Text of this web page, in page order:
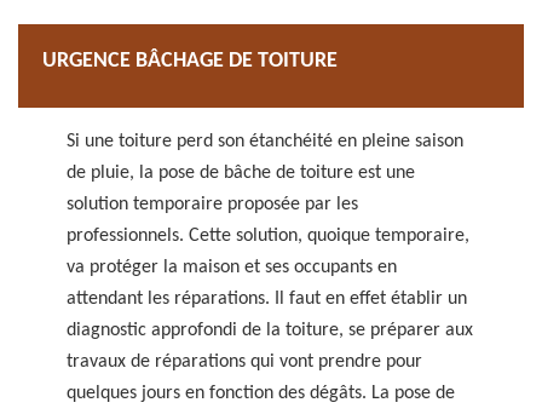
URGENCE BÂCHAGE DE TOITURE
Si une toiture perd son étanchéité en pleine saison
de pluie, la pose de bâche de toiture est une
solution temporaire proposée par les
professionnels. Cette solution, quoique temporaire,
va protéger la maison et ses occupants en
attendant les réparations. Il faut en effet établir un
diagnostic approfondi de la toiture, se préparer aux
travaux de réparations qui vont prendre pour
quelques jours en fonction des dégâts. La pose de